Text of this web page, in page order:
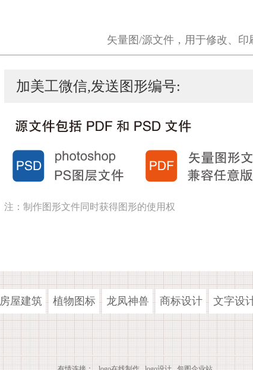
矢量图/源文件，用于修改、
加美工微信,发送图形编号:
注：制作图形文件同时获得图形的使用权
房屋建筑 植物图标 龙凤神兽 商标设计 文字设